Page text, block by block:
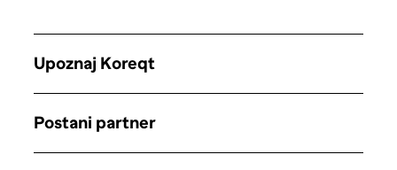
Upoznaj Koreqt
Postani partner